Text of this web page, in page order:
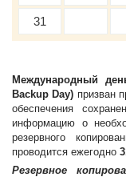
31
Международный
Backup Day) призван
обеспечения
информацию о
резервного
проводится ежегодно
Резервное